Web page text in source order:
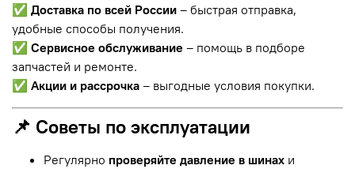
✅ Доставка по всей России – быстрая отправка,
удобные способы получения.
✅ Сервисное обслуживание – помощь в подборе
запчастей и ремонте.
✅ Акции и рассрочка – выгодные условия покупки.
📌 Советы по эксплуатации
Регулярно проверяйте давление в шинах и